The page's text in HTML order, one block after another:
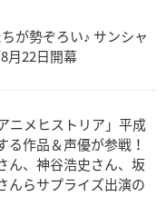
が勢ぞろい♪ サンシャ
月22日開幕
ニメヒストリア」平成
る作品＆声優が参戦！
ん、神谷浩史さん、坂
んらサプライズ出演の